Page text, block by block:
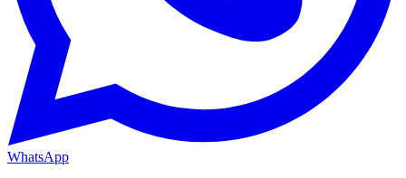
WhatsApp